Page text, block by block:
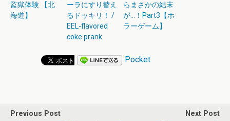
監獄体験 【北
海道】
ーラにすり替え
るドッキリ！ /
EEL-flavored
coke prank
らまさかの結末
が…！Part3【ホ
ラーゲーム】
Pocket
Previous Post
Next Post